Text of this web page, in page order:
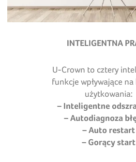
INTELIGENTNA
U-Crown to cztery
funkcje wpływające
użytkowania:
– Inteligentne
– Autodiagnoza
– Auto restart
– Gorący start